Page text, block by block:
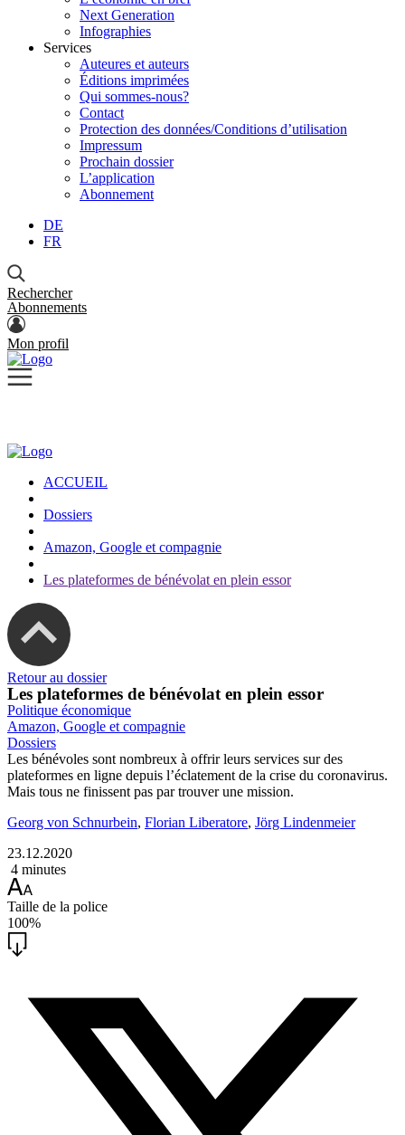
Next Generation
Infographies
Services
Auteures et auteurs
Éditions imprimées
Qui sommes-nous?
Contact
Protection des données/Conditions d’utilisation
Impressum
Prochain dossier
L’application
Abonnement
DE
FR
Rechercher
Abonnements
Mon profil
ACCUEIL
Dossiers
Amazon, Google et compagnie
Les plateformes de bénévolat en plein essor
Retour au dossier
Les plateformes de bénévolat en plein essor
Politique économique
Amazon, Google et compagnie
Dossiers
Les bénévoles sont nombreux à offrir leurs services sur des
plateformes en ligne depuis l’éclatement de la crise du coronavirus.
Mais tous ne finissent pas par trouver une mission.
Georg von Schnurbein, Florian Liberatore, Jörg Lindenmeier
23.12.2020
4 minutes
Taille de la police
100%